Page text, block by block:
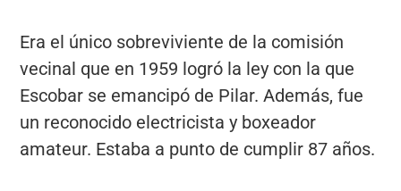
Era el único sobreviviente de la comisión
vecinal que en 1959 logró la ley con la que
Escobar se emancipó de Pilar. Además, fue
un reconocido electricista y boxeador
amateur. Estaba a punto de cumplir 87 años.